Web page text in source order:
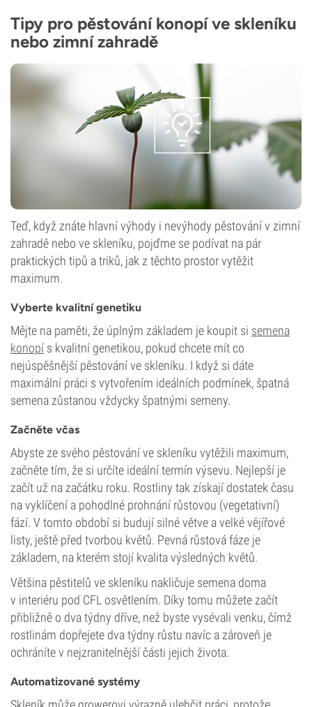
Tipy pro pěstování konopí ve skleníku
nebo zimní zahradě
Teď, když znáte hlavní výhody i nevýhody pěstování v zimní
zahradě nebo ve skleníku, pojďme se podívat na pár
praktických tipů a triků, jak z těchto prostor vytěžit
maximum.
Vyberte kvalitní genetiku
Mějte na paměti, že úplným základem je koupit si semena
konopí s kvalitní genetikou, pokud chcete mít co
nejúspěšnější pěstování ve skleníku. I když si dáte
maximální práci s vytvořením ideálních podmínek, špatná
semena zůstanou vždycky špatnými semeny.
Začněte včas
Abyste ze svého pěstování ve skleníku vytěžili maximum,
začněte tím, že si určíte ideální termín výsevu. Nejlepší je
začít už na začátku roku. Rostliny tak získají dostatek času
na vyklíčení a pohodlné prohnání růstovou (vegetativní)
fází. V tomto období si budují silné větve a velké vějířové
listy, ještě před tvorbou květů. Pevná růstová fáze je
základem, na kterém stojí kvalita výsledných květů.
Většina pěstitelů ve skleníku nakličuje semena doma
v interiéru pod CFL osvětlením. Díky tomu můžete začít
přibližně o dva týdny dříve, než byste vysévali venku, čímž
rostlinám dopřejete dva týdny růstu navíc a zároveň je
ochráníte v nejzranitelnější části jejich života.
Automatizované systémy